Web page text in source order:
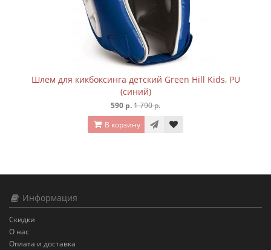
Шлем для кикбоксинга детский Green Hill Kids, PU
(синий)
590 р.1 790 р.
В корзину
Информация
Скидки
О нас
Оплата и доставка